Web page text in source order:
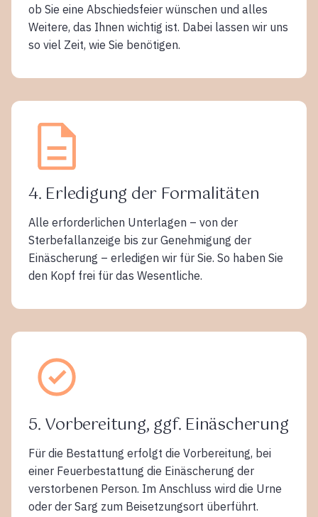
ob Sie eine Abschiedsfeier wünschen und alles
Weitere, das Ihnen wichtig ist. Dabei lassen wir uns
so viel Zeit, wie Sie benötigen.
4. Erledigung der Formalitäten
Alle erforderlichen Unterlagen – von der
Sterbefallanzeige bis zur Genehmigung der
Einäscherung – erledigen wir für Sie. So haben Sie
den Kopf frei für das Wesentliche.
5. Vorbereitung, ggf. Einäscherung
Für die Bestattung erfolgt die Vorbereitung, bei
einer Feuerbestattung die Einäscherung der
verstorbenen Person. Im Anschluss wird die Urne
oder der Sarg zum Beisetzungsort überführt.